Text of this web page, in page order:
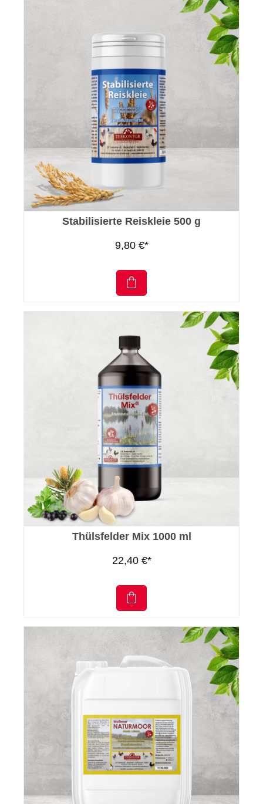
Stabilisierte Reiskleie 500 g
9,80 €*
Thülsfelder Mix 1000 ml
22,40 €*